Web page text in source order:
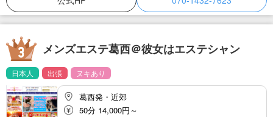
メンズエステ葛西＠彼女はエステシャン
日本人 出張 ヌキあり
葛西発・近郊
50分 14,000円～